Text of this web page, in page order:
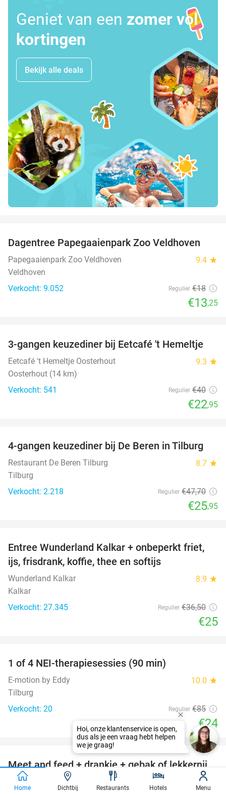
Geniet van een zomer vol
kortingen
Bekijk alle deals
26%
Dagentree Papegaaienpark Zoo Veldhoven
Papegaaienpark Zoo Veldhoven 9.4 star
Veldhoven
Verkocht: 9.052
Regulier €18
€13,25
43%
3-gangen keuzediner bij Eetcafé 't Hemeltje
Eetcafé 't Hemeltje Oosterhout 9.3 star
Oosterhout (14 km)
Verkocht: 541
Regulier €40
€22,95
46%
4-gangen keuzediner bij De Beren in Tilburg
Restaurant De Beren Tilburg 8.7 star
Tilburg
Verkocht: 2.218
Regulier €47,70
€25,95
32%
Entree Wunderland Kalkar + onbeperkt friet,
ijs, frisdrank, koffie, thee en softijs
Wunderland Kalkar 8.9 star
Kalkar
Verkocht: 27.345
Regulier €36,50
€25
1 of 4 NEI-therapiesessies (90 min)
E-motion by Eddy 10.0 star
Tilburg
Verkocht: 20
Regulier €85
€24
25%
favorite_border
Meet and feed + drankje + gebak of lekkernij
voor kinderen
Home Dichtbij Restaurants Hotels Menu
Hoi, onze klantenservice is open,
dus als je een vraag hebt helpen
we je graag!